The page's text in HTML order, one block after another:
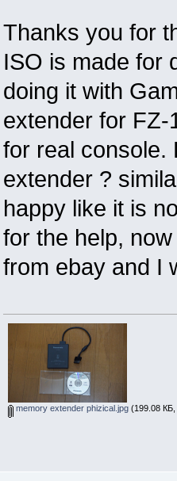
Thanks you for
ISO is made for
doing it with
extender for
for real console.
extender ?
happy like it is
for the help,
from ebay and I
memory extender phizical.jpg(199.08 КБ,